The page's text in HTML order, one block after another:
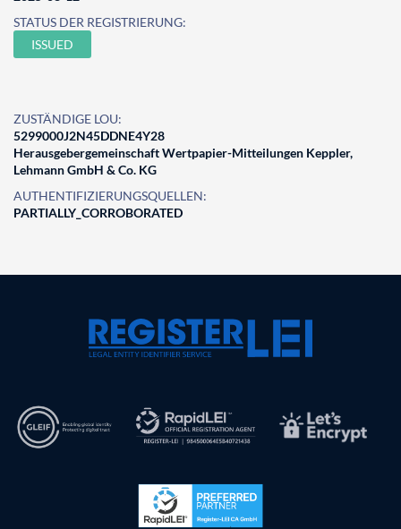
STATUS DER REGISTRIERUNG:
ISSUED
ZUSTÄNDIGE LOU:
5299000J2N45DDNE4Y28
Herausgebergemeinschaft Wertpapier-Mitteilungen Keppler,
Lehmann GmbH & Co. KG
AUTHENTIFIZIERUNGSQUELLEN:
PARTIALLY_CORROBORATED